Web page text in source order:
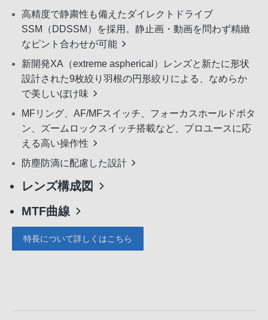
高精度で静粛性も備えたダイレクトドライブ
SSM（DDSSM）を採用。静止画・動画を問わず精緻
なピント合わせが可能
新開発XA（extreme aspherical）レンズと新たに形状
設計された9枚絞り羽根の円形絞りによる、なめらか
で美しいぼけ味
MFリング、AF/MFスイッチ、フォーカスホールドボタ
ン、ズームロックスイッチ搭載など、プロユースに応
える高い操作性
防塵防滴に配慮した設計
レンズ構成図
MTF曲線
特長について詳しくはこちら